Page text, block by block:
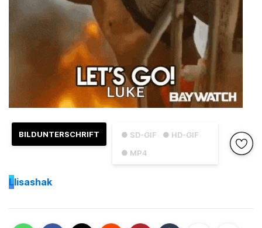
● SD-GIF
● HD-GIF
● MP4
BILDUNTERSCHRIFT
Llisashak